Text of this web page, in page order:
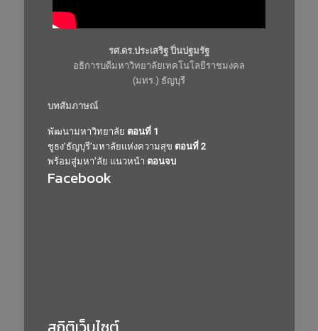
รศ.ดร.ประเสริฐ ปิ่นปฐมรัฐ
อธิการบดีมหาวิทยาลัยเทคโนโลยีราชมงคล
(มทร.) ธัญบุรี
บทสัมภาษณ์
พัฒนามหาวิทยาลัย ตอนที่ 1
ชูธง’ธัญบุรี’มหาลัยแห่งความสุข ตอนที่ 2
พร้อมสู่มหา’ลัย แนวหน้า ตอนจบ
Facebook